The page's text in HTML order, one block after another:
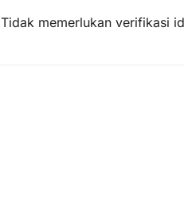
Tidak memerlukan verifikasi